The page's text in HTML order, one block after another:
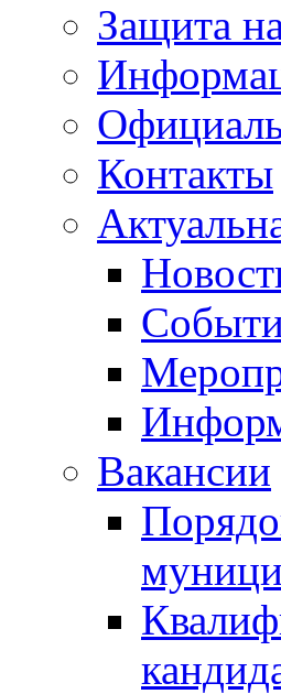
Защита
Контакты
Вакансии